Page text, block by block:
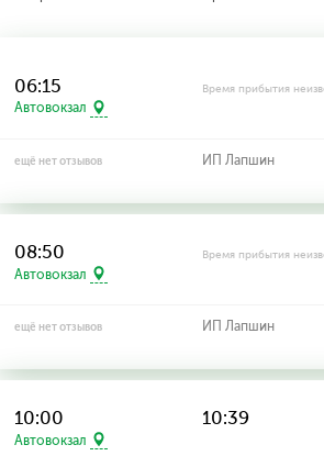
06:15
Автовокзал
Время прибытия
ещё нет отзывов ИП Лапшин
08:50
Автовокзал
Время прибытия
ещё нет отзывов ИП Лапшин
10:00
Автовокзал
10:39